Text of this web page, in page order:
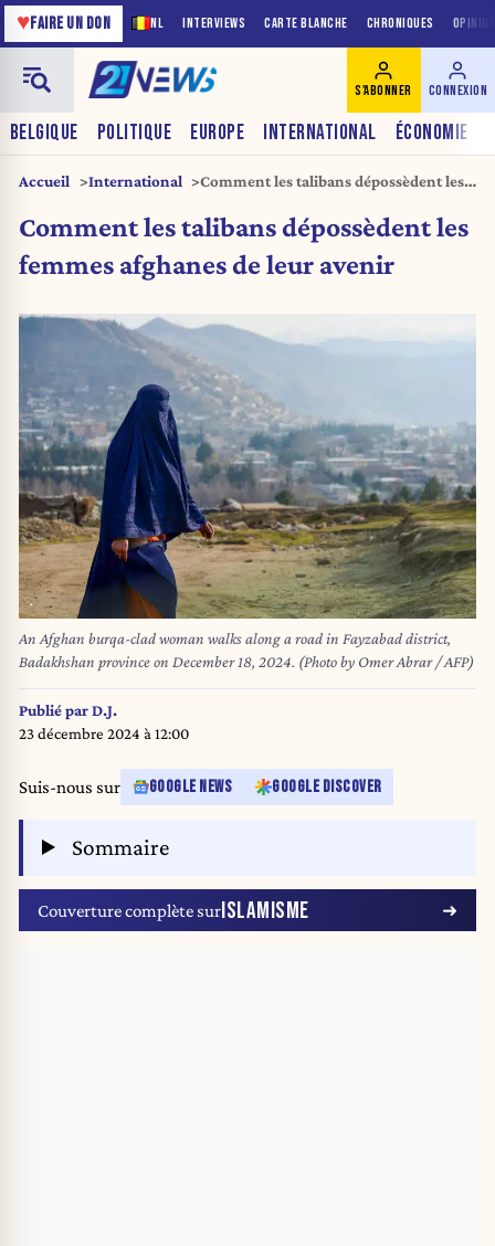
NL INTERVIEWS CARTE BLANCHE CHRONIQUES
♥FAIRE UN DON
BELGIQUE POLITIQUE EUROPE INTERNATIONAL ÉCONOMIE
S'ABONNER CONNEXION
Accueil International
Comment les talibans dépossèdent les
Comment les talibans dépossèdent les
femmes afghanes de leur avenir
An Afghan burqa-clad woman walks along a road in Fayzabad district,
Badakhshan province on December 18, 2024. (Photo by Omer Abrar / AFP)
Publié parD.J.
23 décembre 2024 à 12:00
Suis-nous sur GOOGLE NEWS GOOGLE DISCOVER
Sommaire
Couverture complète surISLAMISME